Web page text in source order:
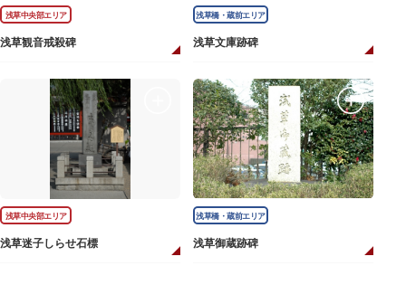
浅草中央部エリア
浅草観音戒殺碑
浅草橋・蔵前エリア
浅草文庫跡碑
浅草中央部エリア
浅草迷子しらせ石標
浅草橋・蔵前エリア
浅草御蔵跡碑